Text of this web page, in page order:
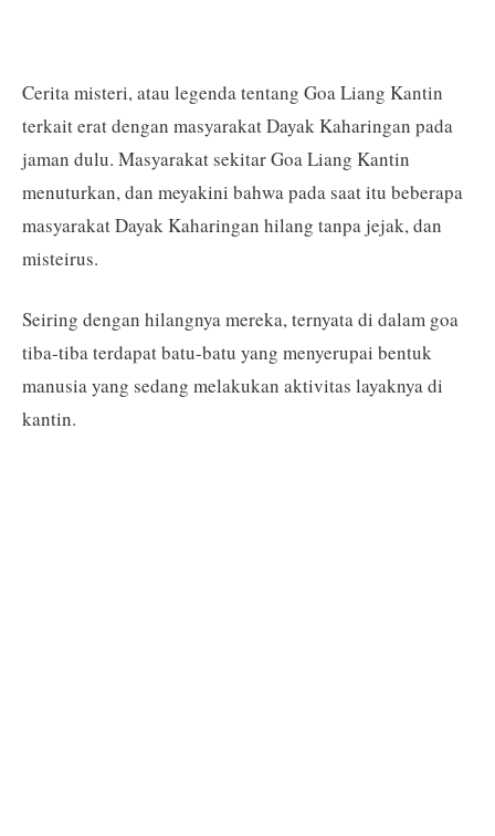
Cerita misteri, atau legenda tentang Goa Liang Kantin
terkait erat dengan masyarakat Dayak Kaharingan pada
jaman dulu. Masyarakat sekitar Goa Liang Kantin
menuturkan, dan meyakini bahwa pada saat itu beberapa
masyarakat Dayak Kaharingan hilang tanpa jejak, dan
misteirus.
Seiring dengan hilangnya mereka, ternyata di dalam goa
tiba-tiba terdapat batu-batu yang menyerupai bentuk
manusia yang sedang melakukan aktivitas layaknya di
kantin.